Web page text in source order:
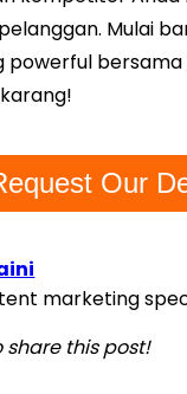
Mulai
powerful bersama
Our
marketing
share this post!